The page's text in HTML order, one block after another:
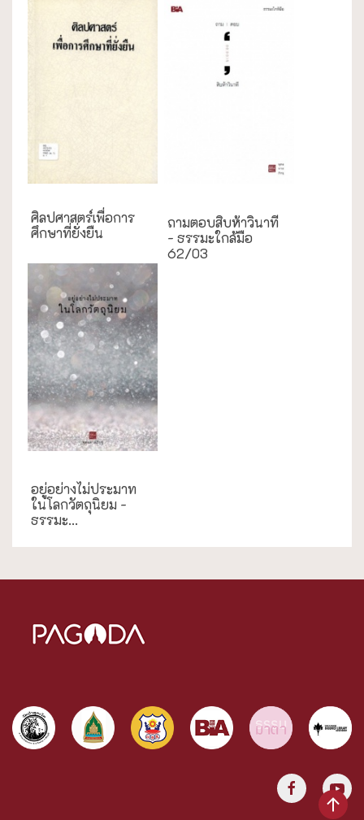
ศิลปศาสตร์เพื่อการ
ศึกษาที่ยั่งยืน
ถามตอบสิบห้าวินาที
- ธรรมะใกล้มือ
62/03
อยู่อย่างไม่ประมาท
ในโลกวัตถุนิยม -
ธรรมะ...